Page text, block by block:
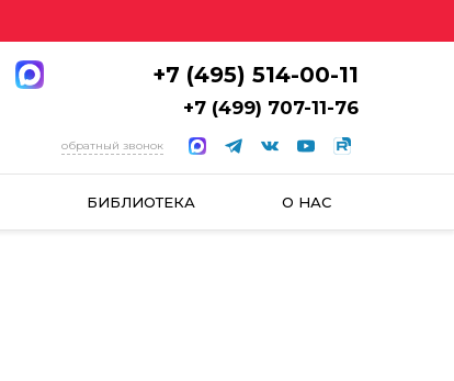
+7 (495) 514-00-11
+7 (499) 707-11-76
обратный звонок
БИБЛИОТЕКА О НАС